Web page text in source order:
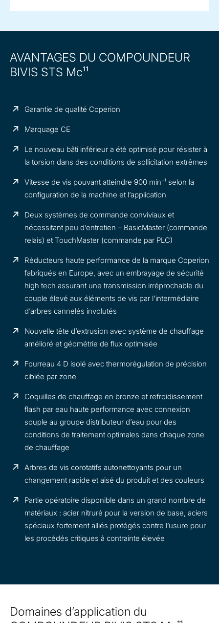
AVANTAGES DU COMPOUNDEUR
BIVIS STS Mc¹¹
Garantie de qualité Coperion
Marquage CE
Le nouveau bâti inférieur a été optimisé pour résister à
la torsion dans des conditions de sollicitation extrêmes
Vitesse de vis pouvant atteindre 900 min⁻¹ selon la
configuration de la machine et l’application
Deux systèmes de commande conviviaux et
nécessitant peu d’entretien – BasicMaster (commande
relais) et TouchMaster (commande par PLC)
Réducteurs haute performance de la marque Coperion
fabriqués en Europe, avec un embrayage de sécurité
high tech assurant une transmission irréprochable du
couple élevé aux éléments de vis par l’intermédiaire
d’arbres cannelés involutés
Nouvelle tête d’extrusion avec système de chauffage
amélioré et géométrie de flux optimisée
Fourreau 4 D isolé avec thermorégulation de précision
ciblée par zone
Coquilles de chauffage en bronze et refroidissement
flash par eau haute performance avec connexion
souple au groupe distributeur d’eau pour des
conditions de traitement optimales dans chaque zone
de chauffage
Arbres de vis corotatifs autonettoyants pour un
changement rapide et aisé du produit et des couleurs
Partie opératoire disponible dans un grand nombre de
matériaux : acier nitruré pour la version de base, aciers
spéciaux fortement alliés protégés contre l’usure pour
les procédés critiques à contrainte élevée
Domaines d’application du